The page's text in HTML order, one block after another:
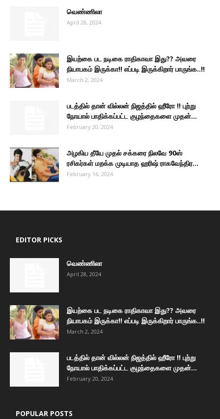
வெண்ணிலா
April 28, 2024
இயற்கை பட நடிகை ராதிகாவா இது?? அவரை
நியாபகம் இருக்கா!! எப்படி இருக்கிறார் பாருங்க..!!
March 2, 2024
படத்தில் தான் வில்லன் நிஜத்தில் ஹீரோ !! புற்று
நோயால் பாதிக்கப்பட்ட குழந்தைகளை முதன்...
February 20, 2024
அழகிய தீயே முதல் சக்கரை நிலவே 90ஸ்
ரசிகர்கள் மறக்க முடியாத ஹரிஷ் ராகவேந்திர...
February 16, 2024
EDITOR PICKS
வெண்ணிலா
April 28, 2024
இயற்கை பட நடிகை ராதிகாவா இது?? அவரை
நியாபகம் இருக்கா!! எப்படி இருக்கிறார் பாருங்க..!!
March 2, 2024
படத்தில் தான் வில்லன் நிஜத்தில் ஹீரோ !! புற்று
நோயால் பாதிக்கப்பட்ட குழந்தைகளை முதன்...
February 20, 2024
POPULAR POSTS